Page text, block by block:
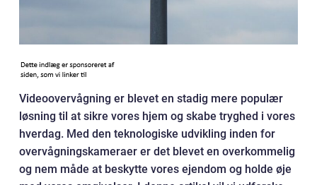
Videoovervågning er blevet en stadig mere populær
løsning til at sikre vores hjem og skabe tryghed i vores
hverdag. Med den teknologiske udvikling inden for
overvågningskameraer er det blevet en overkommelig
og nem måde at beskytte vores ejendom og holde øje